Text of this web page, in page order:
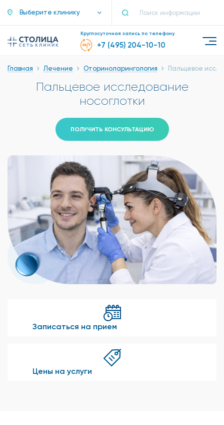
Выберите клинику
Круглосуточная запись по телефону
+7 (495) 204-10-10
Главная Лечение Оториноларингология Пальцевое
Пальцевое исследование
носоглотки
ПОЛУЧИТЬ КОНСУЛЬТАЦИЮ
Записаться на прием
Цены на услуги